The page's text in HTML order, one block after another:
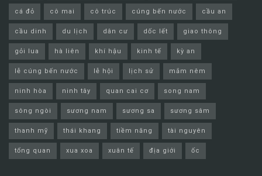
cá đỏ cô mai cô trúc cúng bến nước cầu an
cầu dinh du lịch dân cư dốc lết giao thông
gỏi lua hà liên khí hậu kinh tế kỳ an
lễ cúng bến nước lễ hội lịch sử mắm nêm
ninh hòa ninh tây quan cai cơ song nam
sông ngòi sương nam sương sa sương sâm
thanh mỹ thái khang tiềm năng tài nguyên
tổng quan xua xoa xuân tế địa giới ốc